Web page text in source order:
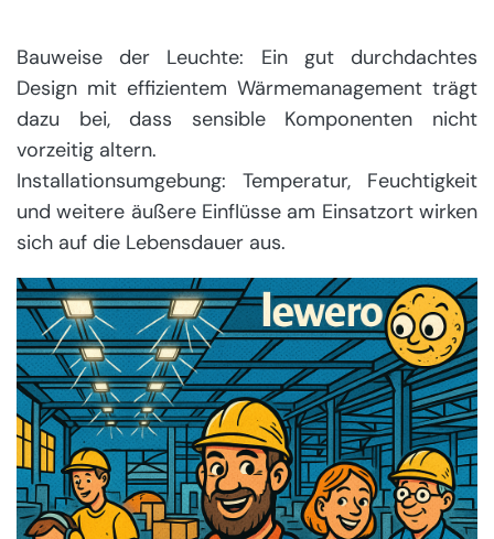
Bauweise der Leuchte: Ein gut durchdachtes
Design mit effizientem Wärmemanagement trägt
dazu bei, dass sensible Komponenten nicht
vorzeitig altern.
Installationsumgebung: Temperatur, Feuchtigkeit
und weitere äußere Einflüsse am Einsatzort wirken
sich auf die Lebensdauer aus.